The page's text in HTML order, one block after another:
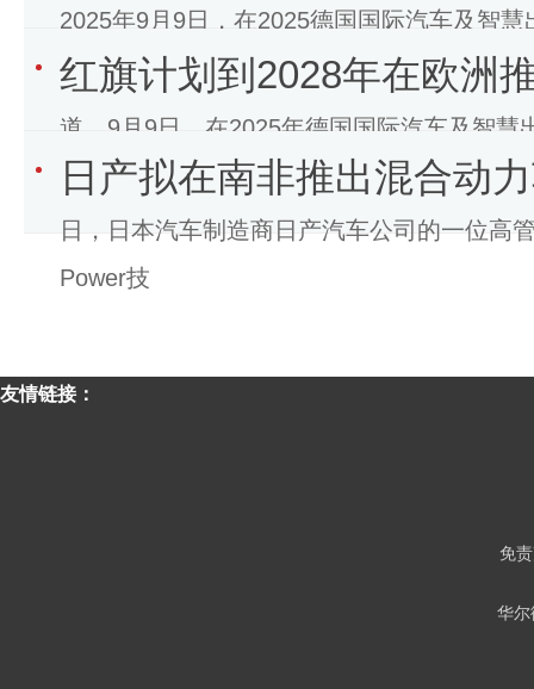
2025年9月9日，在2025德国国际汽车及智
代码:300496)
红旗计划到2028年在欧洲
道，9月9日，在2025年德国国际汽车及智
(Hongqi)宣布，其
日产拟在南非推出混合动
日，日本汽车制造商日产汽车公司的一位高
Power技
友情链接：
免
华尔